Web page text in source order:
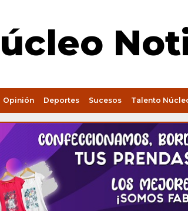
Opinión Deportes Sucesos Talento